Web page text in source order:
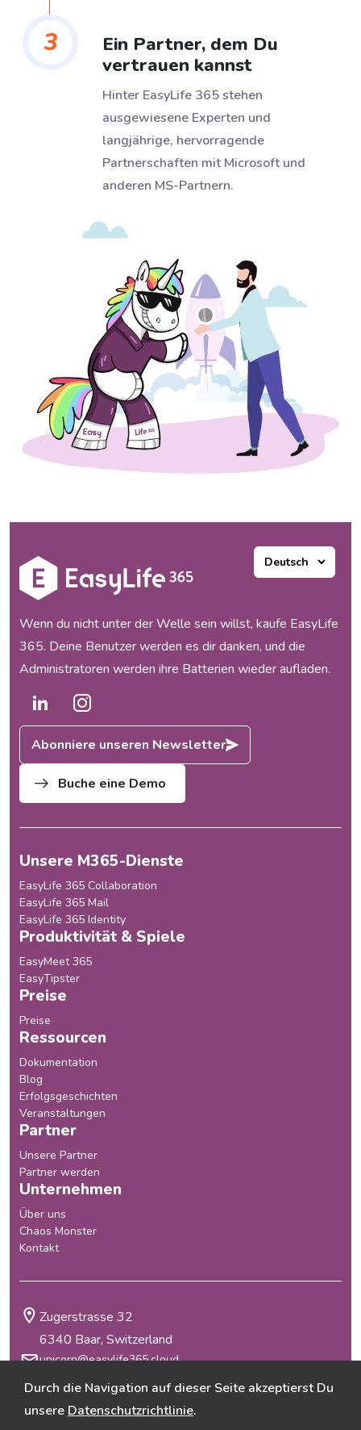
3
Ein Partner, dem Du
vertrauen kannst
Hinter EasyLife 365 stehen
ausgewiesene Experten und
langjährige, hervorragende
Partnerschaften mit Microsoft und
anderen MS-Partnern.
Wenn du nicht unter der Welle sein willst, kaufe EasyLife
365. Deine Benutzer werden es dir danken, und die
Administratoren werden ihre Batterien wieder aufladen.
Abonniere unseren Newsletter
Buche eine Demo
Unsere M365-Dienste
EasyLife 365 Collaboration
EasyLife 365 Mail
EasyLife 365 Identity
Produktivität & Spiele
EasyMeet 365
EasyTipster
Preise
Preise
Ressourcen
Dokumentation
Blog
Erfolgsgeschichten
Veranstaltungen
Partner
Unsere Partner
Partner werden
Unternehmen
Über uns
Chaos Monster
Kontakt
Allgemeine Geschäftsbedingungen
Datenschutzrichtlinie
Zugerstrasse 32
6340 Baar, Switzerland
unicorn@easylife365.cloud
Durch die Navigation auf dieser Seite akzeptierst Du
unsere Datenschutzrichtlinie.